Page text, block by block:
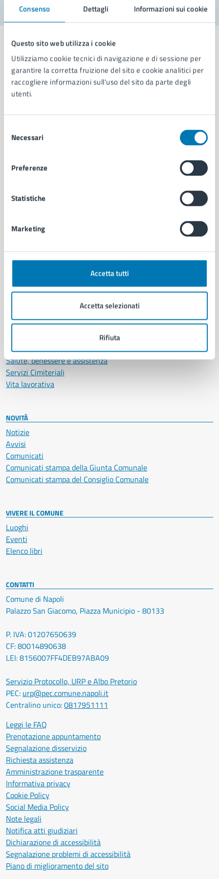
Consenso Dettagli Informazioni sui cookie
Questo sito web utilizza i cookie
Utilizziamo cookie tecnici di navigazione e di sessione per
garantire la corretta fruizione del sito e cookie analitici per
raccogliere informazioni sull'uso del sito da parte degli
utenti.
delNecessari
Preferenze
Statistiche
Marketing
Accetta tutti
Accetta selezionati
Rifiuta
Comune di Napoli
Organi di governo
Enti e fondazioni
Personale amministrativo
Autorizzazioni
Educazione e formazione
Giustizia e sicurezza pubblica
Imprese e commercio
Salute, benessere e assistenza
Servizi Cimiteriali
Vita lavorativa
NOVITÀ
Notizie
Avvisi
Comunicati
Comunicati stampa della Giunta Comunale
Comunicati stampa del Consiglio Comunale
VIVERE IL COMUNE
Luoghi
Eventi
Elenco libri
CONTATTI
Comune di Napoli
Palazzo San Giacomo, Piazza Municipio - 80133
P. IVA: 01207650639
CF: 80014890638
LEI: 8156007FF4DEB97ABA09
Servizio Protocollo, URP e Albo Pretorio
PEC: urp@pec.comune.napoli.it
Centralino unico:0817951111
Leggi le FAQ
Prenotazione appuntamento
Segnalazione disservizio
Richiesta assistenza
Amministrazione trasparente
Informativa privacy
Cookie Policy
Social Media Policy
Note legali
Notifica atti giudiziari
Dichiarazione di accessibilità
Segnalazione problemi di accessibilità
Piano di miglioramento del sito